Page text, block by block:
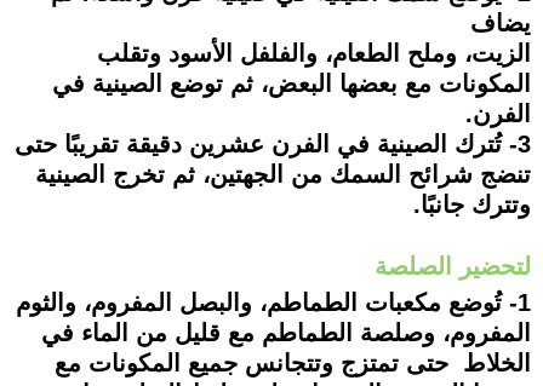
يضاف
الزيت، وملح الطعام، والفلفل الأسود وتقلب
المكونات مع بعضها البعض، ثم توضع الصينية في
الفرن.
3- تُترك الصينية في الفرن عشرين دقيقة تقريبًا حتى
تنضج شرائح السمك من الجهتين، ثم تخرج الصينية
وتترك جانبًا.
لتحضير الصلصة
1- تُوضع مكعبات الطماطم، والبصل المفروم، والثوم
المفروم، وصلصة الطماطم مع قليل من الماء في
الخلاط حتى تمتزج وتتجانس جميع المكونات مع